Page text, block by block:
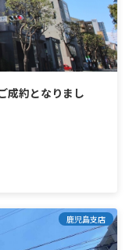
成約となりまし
鹿児島支店